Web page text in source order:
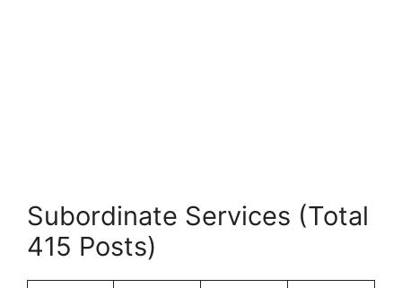
Subordinate Services (Total
415 Posts)